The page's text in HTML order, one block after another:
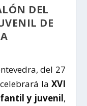
DEL
DE
del 27
la XVI
y juvenil,